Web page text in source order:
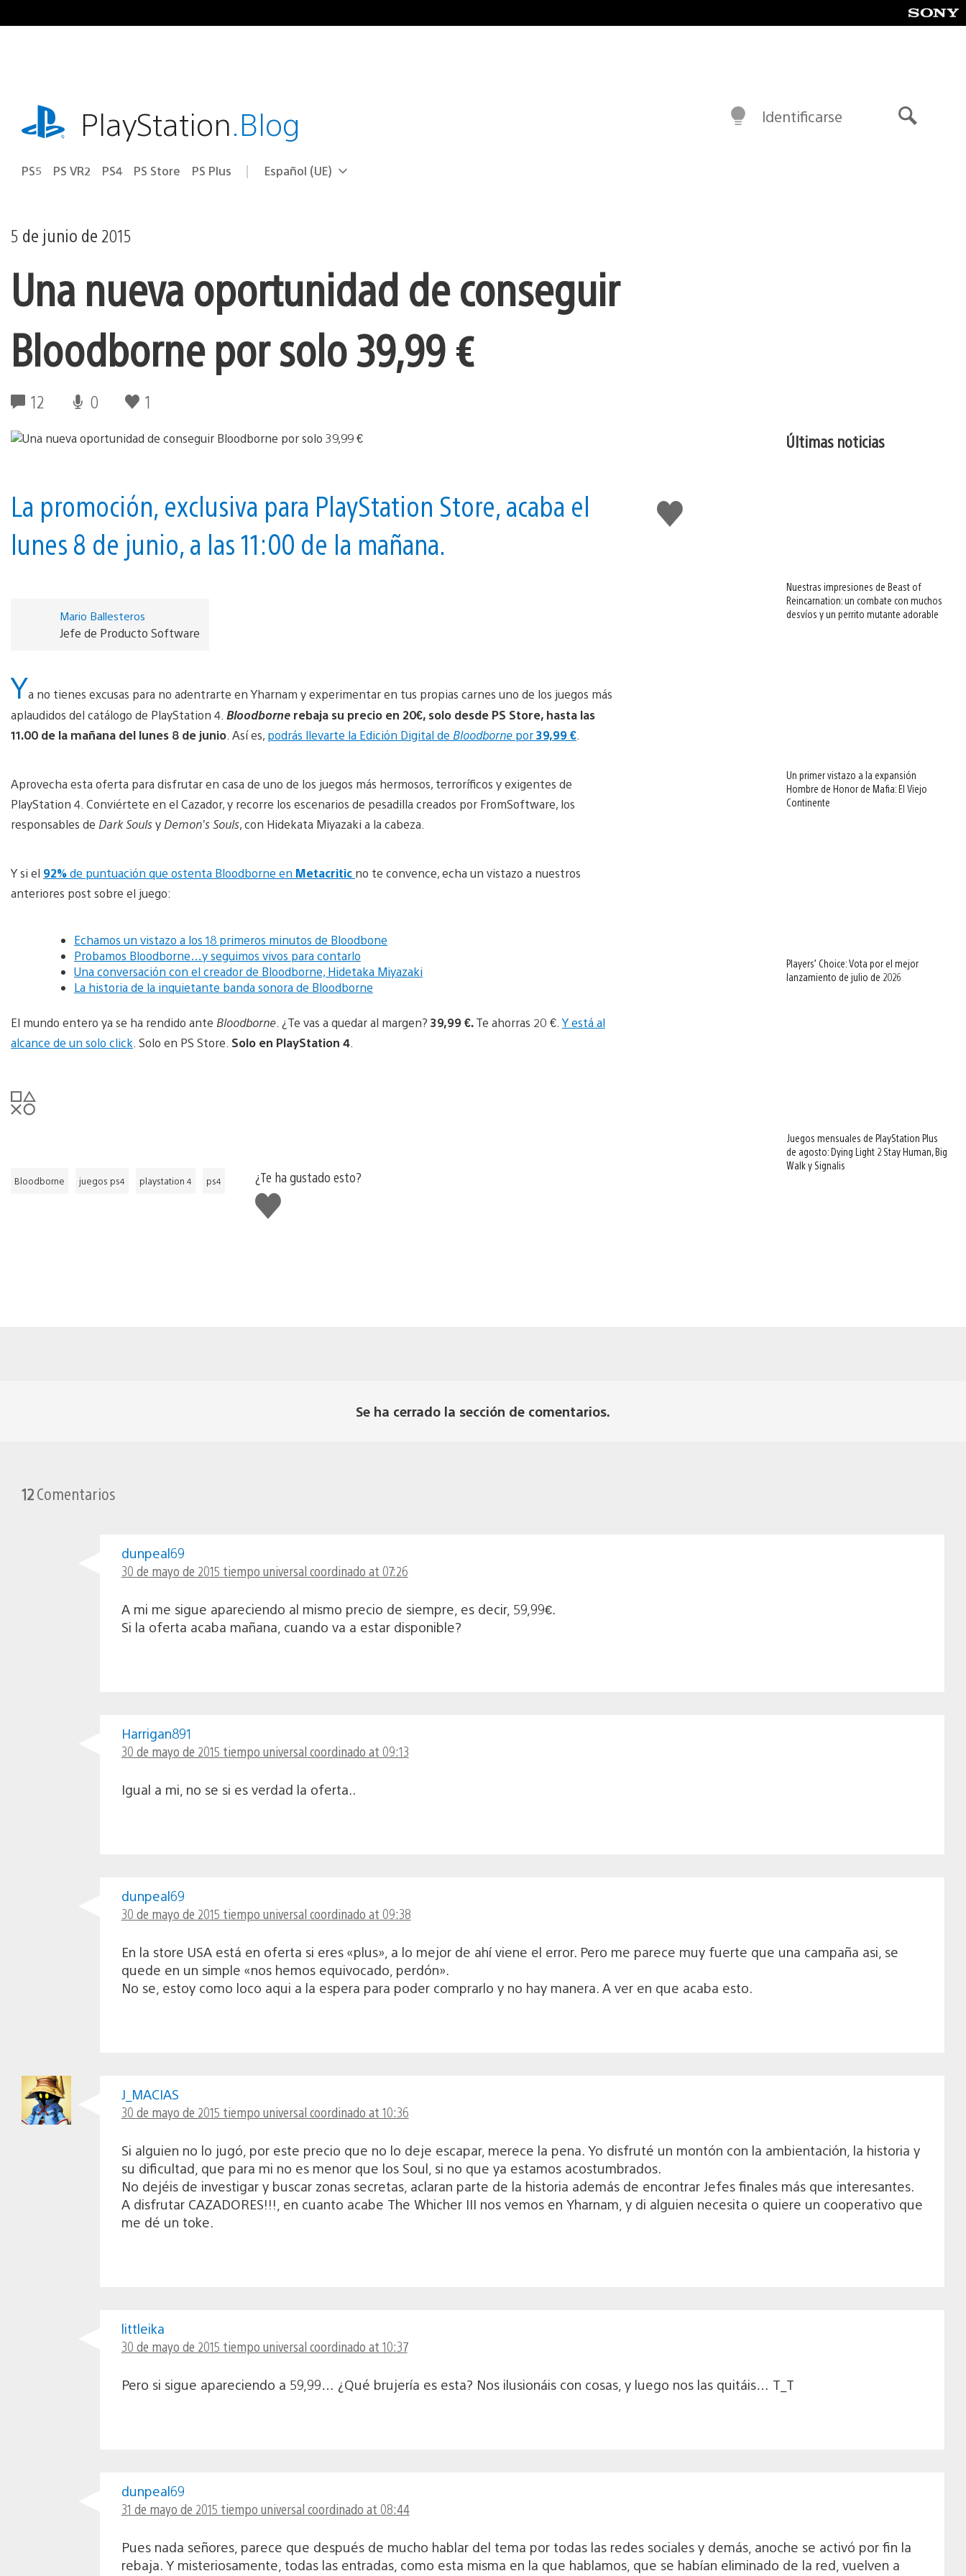
al
playstation.comPlayStation.Blog
PS5 PS VR2 PS4 PS Store PS Plus Selecciona
Región
Español (UE)
Identificarse
5 de junio de 2015
Una nueva oportunidad de conseguir
Bloodborne por solo 39,99 €
12 0 1
Me
gusta
La promoción, exclusiva para PlayStation Store, acaba el
lunes 8 de junio, a las 11:00 de la mañana.
Mario Ballesteros
Jefe de Producto Software
Ya no tienes excusas para no adentrarte en Yharnam y experimentar en tus propias carnes uno de los juegos más
aplaudidos del catálogo de PlayStation 4. Bloodborne rebaja su precio en 20€, solo desde PS Store, hasta las
11.00 de la mañana del lunes 8 de junio . Así es, podrás llevarte la Edición Digital de Bloodborne por39,99 €
Aprovecha esta oferta para disfrutar en casa de uno de los juegos más hermosos, terroríficos y exigentes de
PlayStation 4. Conviértete en el Cazador, y recorre los escenarios de pesadilla creados por FromSoftware, los
responsables de Dark Soulsy Demon’s Souls, con Hidekata Miyazaki a la cabeza.
Y si el 92%de puntuación que ostenta Bloodborne en Metacritic no te convence, echa un vistazo a nuestros
anteriores post sobre el juego:
Echamos un vistazo a los 18 primeros minutos de Bloodbone
Probamos Bloodborne…y seguimos vivos para contarlo
Una conversación con el creador de Bloodborne, Hidetaka Miyazaki
La historia de la inquietante banda sonora de Bloodborne
El mundo entero ya se ha rendido ante Bloodborne . ¿Te vas a quedar al margen? 39,99 €.Te ahorras 20 €.Y está al
alcance de un solo click . Solo en PS Store. Solo en PlayStation 4
Bloodborne juegos ps4 playstation 4 ps4
¿Te ha gustado esto?
Me
gusta
Últimas noticias
Nuestras impresiones de Beast of
Reincarnation: un combate con muchos
desvíos y un perrito mutante adorable
Un primer vistazo a la expansión
Hombre de Honor de Mafia: El Viejo
Continente
Players’ Choice: Vota por el mejor
lanzamiento de julio de 2026
Juegos mensuales de PlayStation Plus
de agosto: Dying Light 2 Stay Human, Big
Walk y Signalis
Se ha cerrado la sección de comentarios.
12Comentarios
dunpeal69
30 de mayo de 2015 tiempo universal coordinado at 07:26
A mi me sigue apareciendo al mismo precio de siempre, es decir, 59,99€.
Si la oferta acaba mañana, cuando va a estar disponible?
Harrigan891
30 de mayo de 2015 tiempo universal coordinado at 09:13
Igual a mi, no se si es verdad la oferta..
dunpeal69
30 de mayo de 2015 tiempo universal coordinado at 09:38
En la store USA está en oferta si eres «plus», a lo mejor de ahí viene el error. Pero me parece muy fuerte que una campaña asi, se
quede en un simple «nos hemos equivocado, perdón».
No se, estoy como loco aqui a la espera para poder comprarlo y no hay manera. A ver en que acaba esto.
J_MACIAS
30 de mayo de 2015 tiempo universal coordinado at 10:36
Si alguien no lo jugó, por este precio que no lo deje escapar, merece la pena. Yo disfruté un montón con la ambientación, la historia y
su dificultad, que para mi no es menor que los Soul, si no que ya estamos acostumbrados.
No dejéis de investigar y buscar zonas secretas, aclaran parte de la historia además de encontrar Jefes finales más que interesantes.
A disfrutar CAZADORES!!!, en cuanto acabe The Whicher III nos vemos en Yharnam, y di alguien necesita o quiere un cooperativo que
me dé un toke.
littleika
30 de mayo de 2015 tiempo universal coordinado at 10:37
Pero si sigue apareciendo a 59,99… ¿Qué brujería es esta? Nos ilusionáis con cosas, y luego nos las quitáis… T_T
dunpeal69
31 de mayo de 2015 tiempo universal coordinado at 08:44
Pues nada señores, parece que después de mucho hablar del tema por todas las redes sociales y demás, anoche se activó por fin la
rebaja. Y misteriosamente, todas las entradas, como esta misma en la que hablamos, que se habían eliminado de la red, vuelven a